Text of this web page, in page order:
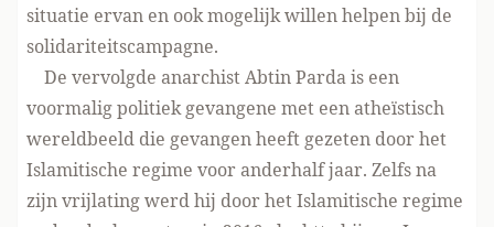
situatie ervan en ook mogelijk willen helpen bij de
solidariteitscampagne.
De vervolgde anarchist Abtin Parda is een
voormalig politiek gevangene met een atheïstisch
wereldbeeld die gevangen heeft gezeten door het
Islamitische regime voor anderhalf jaar. Zelfs na
zijn vrijlating werd hij door het Islamitische regime